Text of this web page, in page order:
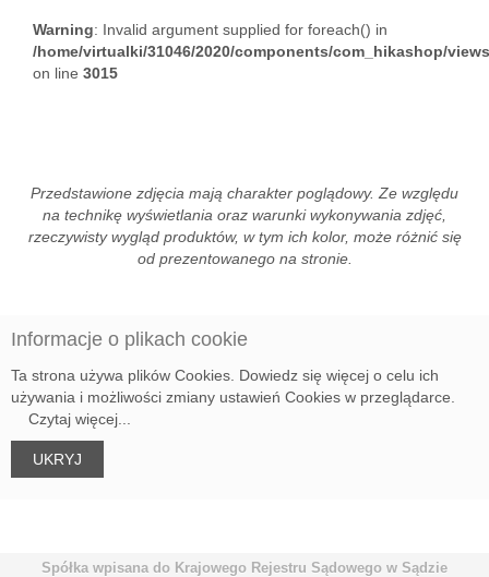
Warning: Invalid argument supplied for foreach() in
/home/virtualki/31046/2020/components/com_hikashop/
on line 3015
Przedstawione zdjęcia mają charakter poglądowy. Ze względu
na technikę wyświetlania oraz warunki wykonywania zdjęć,
rzeczywisty wygląd produktów, w tym ich kolor, może różnić się
od prezentowanego na stronie.
Informacje o plikach cookie
Ta strona używa plików Cookies. Dowiedz się więcej o celu ich
używania i możliwości zmiany ustawień Cookies w przeglądarce.
Czytaj więcej...
Spółka wpisana do Krajowego Rejestru Sądowego w Sądzie